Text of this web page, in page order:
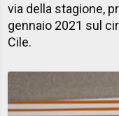
via della stagione,
gennaio 2021 sul
Cile.